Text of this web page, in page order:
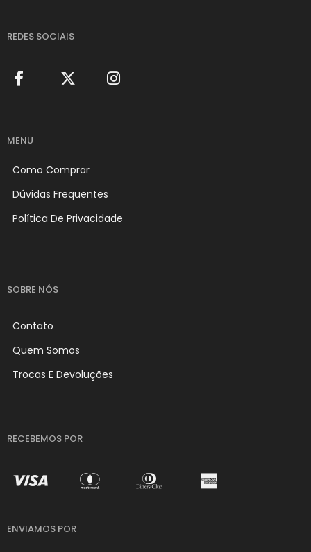
REDES SOCIAIS
MENU
Como Comprar
Dúvidas Frequentes
Política De Privacidade
SOBRE NÓS
Contato
Quem Somos
Trocas E Devoluções
RECEBEMOS POR
ENVIAMOS POR